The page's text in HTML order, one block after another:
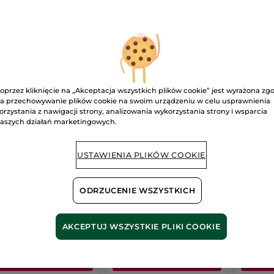
perfumowana
299.00 zł
Woda toaletowa
Naturelle
Flakon 75 ml
(1020)
139.00 zł 199.00 zł
kliknięcie na „Akceptacja wszystkich plików cookie” jest wyrażona
przechowywanie plików cookie na swoim urządzeniu w celu usprawnienia
z nawigacji strony, analizowania wykorzystania strony i wsparcia
działań marketingowych.
USTAWIENIA PLIKÓW COOKIE
ODRZUCENIE WSZYSTKICH
AKCEPTUJ WSZYSTKIE PLIKI COOKIE